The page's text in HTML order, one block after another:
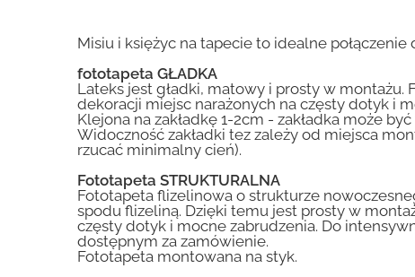
Misiu i księżyc na tapecie to idealne
fototapeta GŁADKA
Lateks jest gładki, matowy i prosty w
dekoracji miejsc narażonych na częsty dotyk i
Klejona na zakładkę 1-2cm - zakładka może
Widoczność zakładki tez zależy od miejsca
rzucać minimalny cień).
Fototapeta STRUKTURALNA
Fototapeta flizelinowa o strukturze
spodu flizeliną. Dzięki temu jest prosty w
częsty dotyk i mocne zabrudzenia. Do
dostępnym za zamówienie.
Fototapeta montowana na styk.